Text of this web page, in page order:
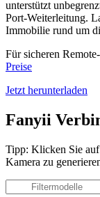
unterstützt
Port-Weiterleitung.
Immobilie rund um
Für sicheren
Preise
Jetzt herunterladen
Fanyii
Tipp: Klicken Sie
Kamera zu